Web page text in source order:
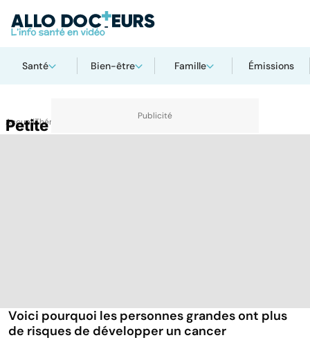
Santé Bien-être Famille Émissions
AccueilThématiques
Petite taille
Voici pourquoi les personnes grandes ont plus
de risques de développer un cancer